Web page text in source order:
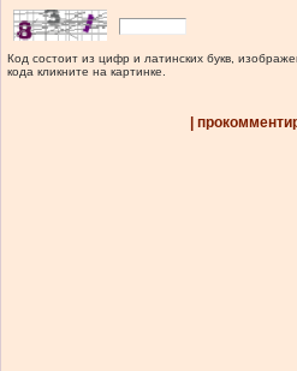
Код состоит из цифр и латинских букв,
кода кликните на картинке.
|